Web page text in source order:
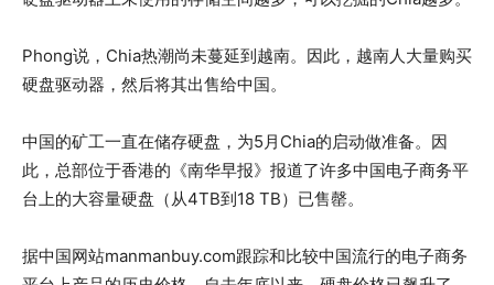
Phong说，Chia热潮尚未蔓延到越南。因此，越南人大量购买
硬盘驱动器，然后将其出售给中国。
中国的矿工一直在储存硬盘，为5月Chia的启动做准备。因
此，总部位于香港的《南华早报》报道了许多中国电子商务平
台上的大容量硬盘（从4TB到18 TB）已售罄。
据中国网站manmanbuy.com跟踪和比较中国流行的电子商务